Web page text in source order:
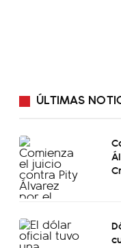
ÚLTIMAS